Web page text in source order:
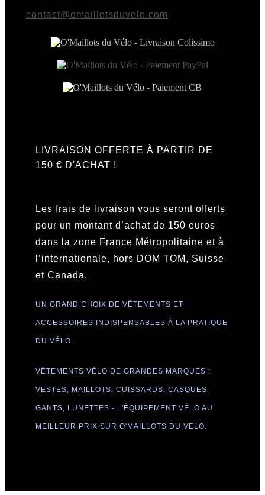
contact@omaillotsduvelo.com
LIVRAISON OFFERTE À PARTIR DE
150 € D'ACHAT !
Les frais de livraison vous seront offerts
pour un montant d’achat de 150 euros
dans la zone France Métropolitaine et à
l’internationale, hors DOM TOM, Suisse
et Canada.
UN GRAND CHOIX DE VÊTEMENTS ET
ACCESSOIRES INDISPENSABLES À LA PRATIQUE
DU VÉLO.
VÊTEMENTS VÉLO DE GRANDES MARQUES :
VESTES, MAILLOTS, CUISSARDS, CASQUES,
GANTS, LUNETTES - L'ÉQUIPEMENT VÉLO AU
MEILLEUR PRIX SUR O'MAILLOTS DU VELO.